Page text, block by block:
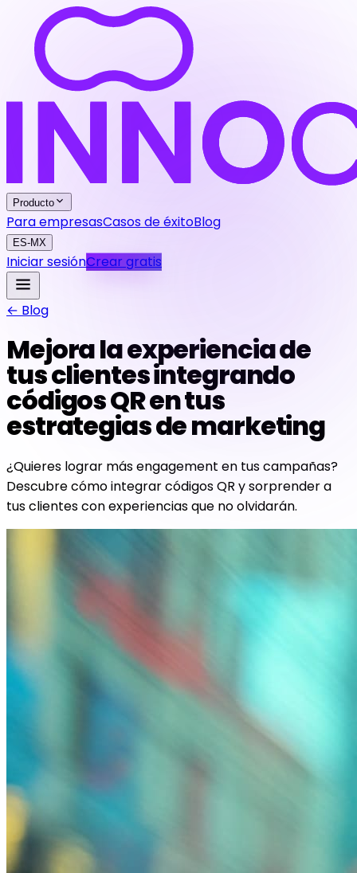
Producto
Para empresasCasos de éxitoBlog
ES-MX
Iniciar sesiónCrear gratis
← Blog
Mejora la experiencia de
tus clientes integrando
códigos QR en tus
estrategias de marketing
¿Quieres lograr más engagement en tus campañas?
Descubre cómo integrar códigos QR y sorprender a
tus clientes con experiencias que no olvidarán.